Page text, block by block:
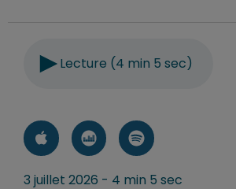
Lecture (4 min 5 sec)
3 juillet 2026 - 4 min 5 sec